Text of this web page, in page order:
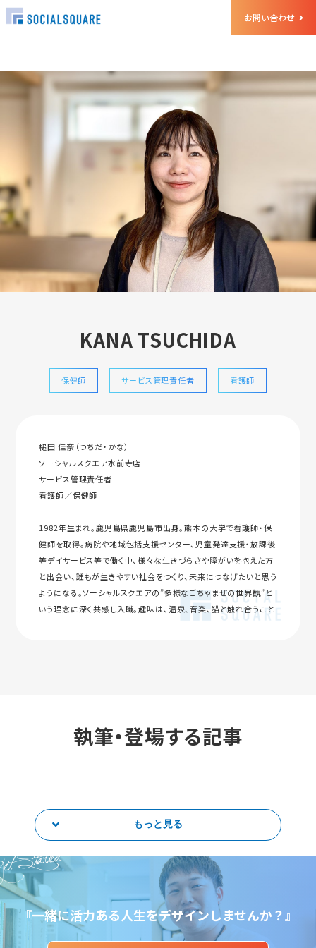
お問い合わせ
クルー 槌田 佳奈
KANA TSUCHIDA
保健師 サービス管理責任者 看護師
槌田 佳奈（つちだ・かな）
ソーシャルスクエア水前寺店
サービス管理責任者
看護師／保健師
1982年生まれ。鹿児島県鹿児島市出身。熊本の大学で看護師・保
健師を取得。病院や地域包括支援センター、児童発達支援・放課後
等デイサービス等で働く中、様々な生きづらさや障がいを抱えた方
と出会い、誰もが生きやすい社会をつくり、未来につなげたいと思う
ようになる。ソーシャルスクエアの”多様なごちゃまぜの世界観”と
いう理念に深く共感し入職。趣味は、温泉、音楽、猫と触れ合うこと
執筆・登場する記事
もっと見る
Started
『一緒に活力ある人生をデザインしませんか？』